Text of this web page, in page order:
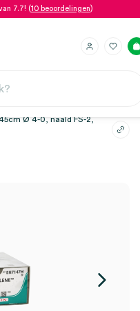
7.7! (10 beoordelingen)
Ø 4-0, naald FS-2,